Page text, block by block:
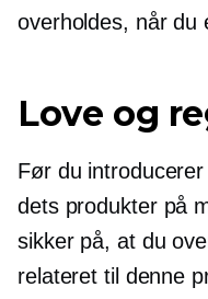
overholdes, når du
Love og
Før du
dets produkter på
sikker på, at du
relateret til denne